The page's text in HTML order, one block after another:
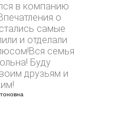
в компанию
о
самые
и отделали
семья
Буду
друзьям и